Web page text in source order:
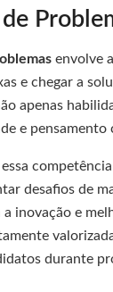
envolve
e chegar a
apenas
e pensamento
desafios de
inovação e
durante